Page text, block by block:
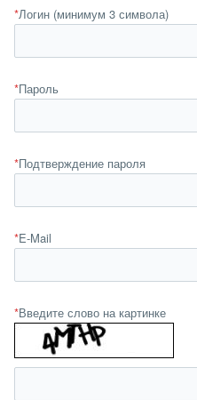
*Логин (минимум 3 символа)
*Пароль
*Подтверждение пароля
*E-Mail
*Введите слово на картинке